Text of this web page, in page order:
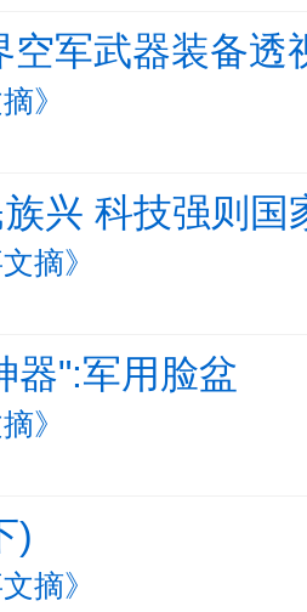
空军武器装备透
》
族兴 科技强则国
摘》
器":军用脸盆
》
)
摘》